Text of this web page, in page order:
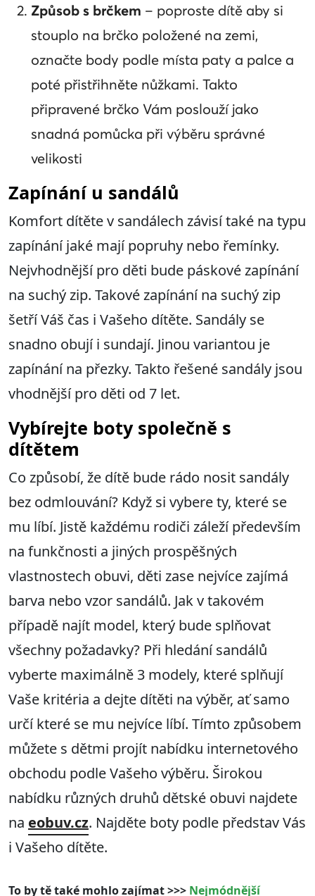
Způsob s brčkem – poproste dítě aby si
stouplo na brčko položené na zemi,
označte body podle místa paty a palce a
poté přistřihněte nůžkami. Takto
připravené brčko Vám poslouží jako
snadná pomůcka při výběru správné
velikosti
Zapínání u sandálů
Komfort dítěte v sandálech závisí také na typu
zapínání jaké mají popruhy nebo řemínky.
Nejvhodnější pro děti bude páskové zapínání
na suchý zip. Takové zapínání na suchý zip
šetří Váš čas i Vašeho dítěte. Sandály se
snadno obují i sundají. Jinou variantou je
zapínání na přezky. Takto řešené sandály jsou
vhodnější pro děti od 7 let.
Vybírejte boty společně s
dítětem
Co způsobí, že dítě bude rádo nosit sandály
bez odmlouvání? Když si vybere ty, které se
mu líbí. Jistě každému rodiči záleží především
na funkčnosti a jiných prospěšných
vlastnostech obuvi, děti zase nejvíce zajímá
barva nebo vzor sandálů. Jak v takovém
případě najít model, který bude splňovat
všechny požadavky? Při hledání sandálů
vyberte maximálně 3 modely, které splňují
Vaše kritéria a dejte dítěti na výběr, ať samo
určí které se mu nejvíce líbí. Tímto způsobem
můžete s dětmi projít nabídku internetového
obchodu podle Vašeho výběru. Širokou
nabídku různých druhů dětské obuvi najdete
na eobuv.cz. Najděte boty podle představ Vás
i Vašeho dítěte.
To by tě také mohlo zajímat >>> Nejmódnější